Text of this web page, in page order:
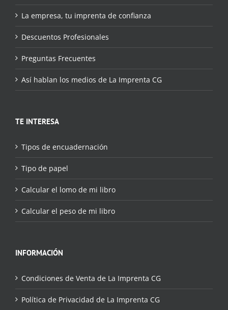
La empresa, tu imprenta de confianza
Descuentos Profesionales
Preguntas Frecuentes
Así hablan los medios de La Imprenta CG
TE INTERESA
Tipos de encuadernación
Tipo de papel
Calcular el lomo de mi libro
Calcular el peso de mi libro
INFORMACIÓN
Condiciones de Venta de La Imprenta CG
Política de Privacidad de La Imprenta CG